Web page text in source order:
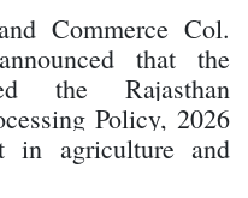
Commerce Col.
that the
the Rajasthan
Policy, 2026
in agriculture and